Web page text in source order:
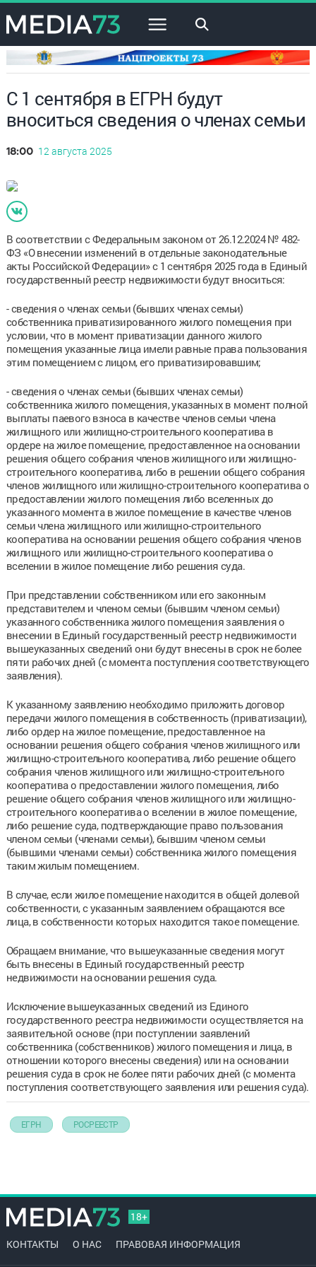
×
С 1 сентября в ЕГРН будут
вноситься сведения о членах семьи
18:00 12 августа 2025
В соответствии с Федеральным законом от 26.12.2024 № 482-
ФЗ «О внесении изменений в отдельные законодательные
акты Российской Федерации» с 1 сентября 2025 года в Единый
государственный реестр недвижимости будут вноситься:
- сведения о членах семьи (бывших членах семьи)
собственника приватизированного жилого помещения при
условии, что в момент приватизации данного жилого
помещения указанные лица имели равные права пользования
этим помещением с лицом, его приватизировавшим;
- сведения о членах семьи (бывших членах семьи)
собственника жилого помещения, указанных в момент полной
выплаты паевого взноса в качестве членов семьи члена
жилищного или жилищно-строительного кооператива в
ордере на жилое помещение, предоставленное на основании
решения общего собрания членов жилищного или жилищно-
строительного кооператива, либо в решении общего собрания
членов жилищного или жилищно-строительного кооператива о
предоставлении жилого помещения либо вселенных до
указанного момента в жилое помещение в качестве членов
семьи члена жилищного или жилищно-строительного
кооператива на основании решения общего собрания членов
жилищного или жилищно-строительного кооператива о
вселении в жилое помещение либо решения суда.
При представлении собственником или его законным
представителем и членом семьи (бывшим членом семьи)
указанного собственника жилого помещения заявления о
внесении в Единый государственный реестр недвижимости
вышеуказанных сведений они будут внесены в срок не более
пяти рабочих дней (с момента поступления соответствующего
заявления).
К указанному заявлению необходимо приложить договор
передачи жилого помещения в собственность (приватизации),
либо ордер на жилое помещение, предоставленное на
основании решения общего собрания членов жилищного или
жилищно-строительного кооператива, либо решение общего
собрания членов жилищного или жилищно-строительного
кооператива о предоставлении жилого помещения, либо
решение общего собрания членов жилищного или жилищно-
строительного кооператива о вселении в жилое помещение,
либо решение суда, подтверждающие право пользования
членом семьи (членами семьи), бывшим членом семьи
(бывшими членами семьи) собственника жилого помещения
таким жилым помещением.
В случае, если жилое помещение находится в общей долевой
собственности, с указанным заявлением обращаются все
лица, в собственности которых находится такое помещение.
Обращаем внимание, что вышеуказанные сведения могут
быть внесены в Единый государственный реестр
недвижимости на основании решения суда.
Исключение вышеуказанных сведений из Единого
государственного реестра недвижимости осуществляется на
заявительной основе (при поступлении заявлений
собственника (собственников) жилого помещения и лица, в
отношении которого внесены сведения) или на основании
решения суда в срок не более пяти рабочих дней (с момента
поступления соответствующего заявления или решения суда).
ЕГРН РОСРЕЕСТР
18+
КОНТАКТЫ О НАС ПРАВОВАЯ ИНФОРМАЦИЯ